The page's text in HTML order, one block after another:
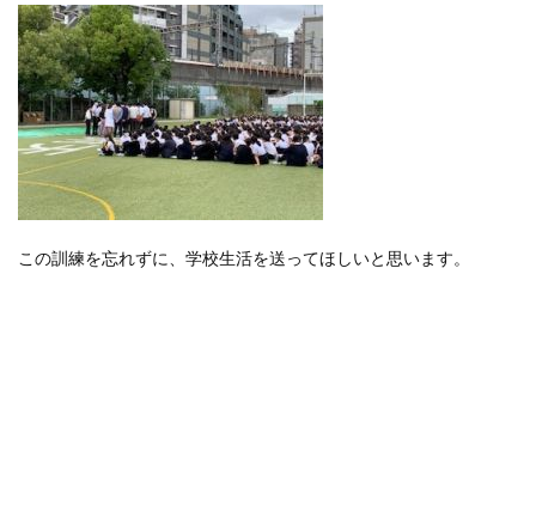
この訓練を忘れずに、学校生活を送ってほしいと思います。